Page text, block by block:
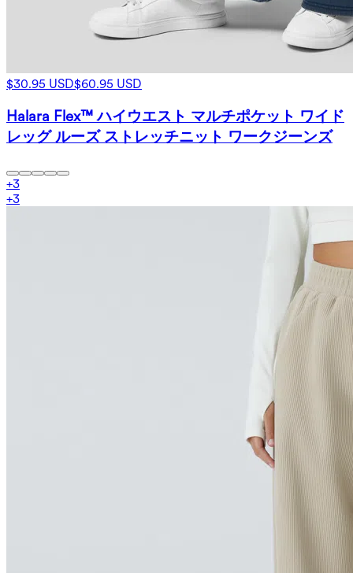
$30.95 USD$60.95 USD
Halara Flex™ ハイウエスト マルチポケット ワイド
レッグ ルーズ ストレッチニット ワークジーンズ
+3
+3